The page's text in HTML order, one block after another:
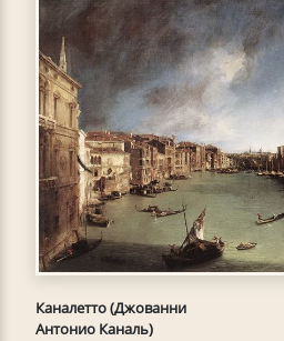
Каналетто (Джованни
Антонио Каналь)